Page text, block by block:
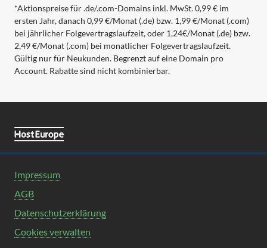
*Aktionspreise für .de/.com-Domains inkl. MwSt. 0,99 € im
ersten Jahr, danach 0,99 €/Monat (.de) bzw. 1,99 €/Monat (.com)
bei jährlicher Folgevertragslaufzeit, oder 1,24€/Monat (.de) bzw.
2,49 €/Monat (.com) bei monatlicher Folgevertragslaufzeit.
Gültig nur für Neukunden. Begrenzt auf eine Domain pro
Account. Rabatte sind nicht kombinierbar.
Impressum
AGB
Datenschutzerklärung
Cookies verwalten